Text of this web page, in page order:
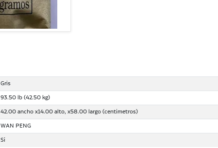
Gris
93.50 lb (42.50 kg)
42.00 ancho x14.00 alto, x58.00 largo (centimetros)
WAN PENG
Si